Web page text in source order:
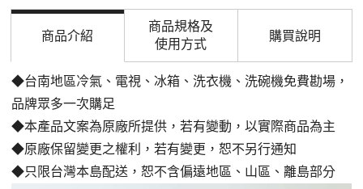
商品介紹
商品規格及
使用方式
購買說明
◆台南地區冷氣、電視、冰箱、洗衣機、洗碗機免費勘場，
品牌眾多一次購足
◆本產品文案為原廠所提供，若有變動，以實際商品為主
◆原廠保留變更之權利，若有變更，恕不另行通知
◆只限台灣本島配送，恕不含偏遠地區、山區、離島部分